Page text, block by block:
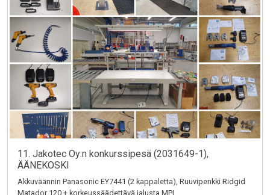
11. Jakotec Oy:n konkurssipesä (2031649-1),
ÄÄNEKOSKI
Akkuväännin Panasonic EY7441 (2 kappaletta), Ruuvipenkki Ridgid
Matador 120 + korkeussäädettävä jalusta MPI,